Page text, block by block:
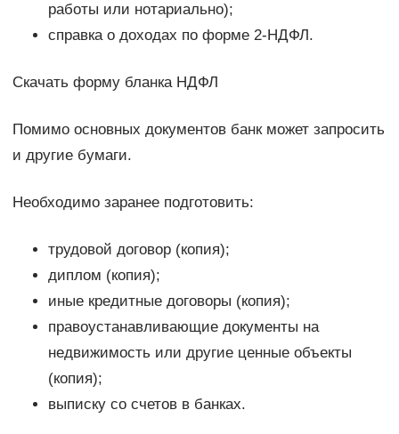
работы или нотариально);
справка о доходах по форме 2-НДФЛ.
Скачать форму бланка НДФЛ
Помимо основных документов банк может запросить
и другие бумаги.
Необходимо заранее подготовить:
трудовой договор (копия);
диплом (копия);
иные кредитные договоры (копия);
правоустанавливающие документы на
недвижимость или другие ценные объекты
(копия);
выписку со счетов в банках.